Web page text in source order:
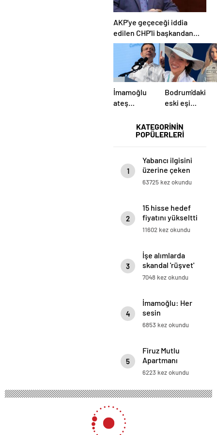
KATEGORİNİN
POPÜLERLERİ
1
Yabancı ilgisini
üzerine çeken
yerli hisseler
63725 kez okundu
2
15 hisse hedef
fiyatını yükseltti
11602 kez okundu
3
İşe alımlarda
skandal 'rüşvet'
iddiası!
7048 kez okundu
4
İmamoğlu: Her
sesin
özgürlüğünde
6853 kez okundu
5
Firuz Mutlu
Apartmanı
davası ertelendi
6223 kez okundu
AKP'ye geçeceği iddia
edilen CHP'li başkandan
paylaşım
İmamoğlu
ateş
Aileme
saldırıyorsunuz,
yuvamı
alıyorsunuz
Bodrum'daki
eski eşi
yeni
gelişme